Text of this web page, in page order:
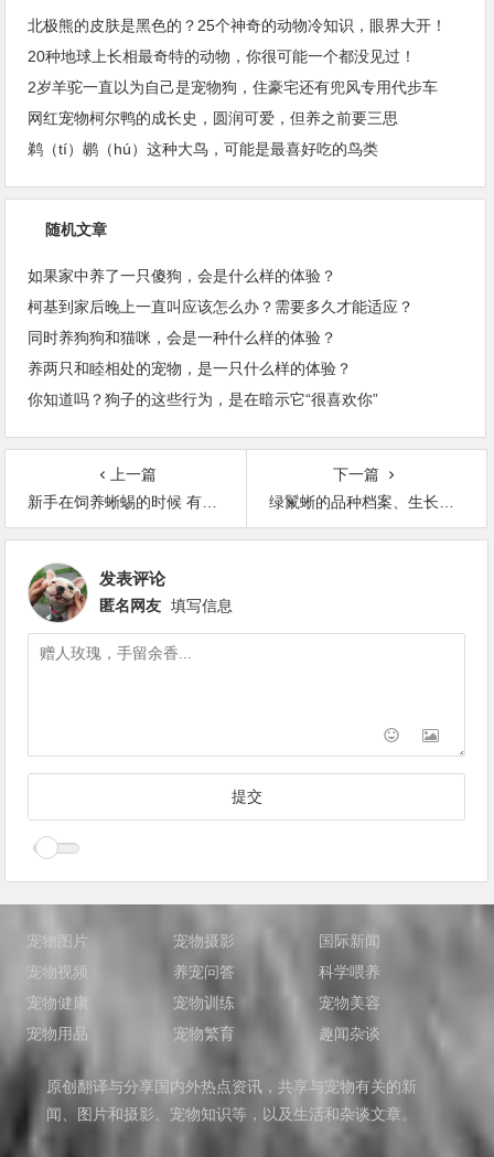
北极熊的皮肤是黑色的？25个神奇的动物冷知识，眼界大开！
20种地球上长相最奇特的动物，你很可能一个都没见过！
2岁羊驼一直以为自己是宠物狗，住豪宅还有兜风专用代步车
网红宠物柯尔鸭的成长史，圆润可爱，但养之前要三思
鹈（tí）鹕（hú）这种大鸟，可能是最喜好吃的鸟类
随机文章
如果家中养了一只傻狗，会是什么样的体验？
柯基到家后晚上一直叫应该怎么办？需要多久才能适应？
同时养狗狗和猫咪，会是一种什么样的体验？
养两只和睦相处的宠物，是一只什么样的体验？
你知道吗？狗子的这些行为，是在暗示它“很喜欢你”
上一篇
新手在饲养蜥蜴的时候 有哪些注意事项呢
下一篇
绿鬣蜥的品种档案、生长环境和野外习性
发表评论
匿名网友 填写信息
宠物图片 宠物摄影
国际新闻
宠物视频
养宠问答
科学喂养
宠物健康
宠物训练
宠物美容
宠物用品
宠物繁育 趣闻杂谈
原创翻译与分享国内外热点资讯，共享与宠物有关的新
闻、图片和摄影、宠物知识等，以及生活和杂谈文章。